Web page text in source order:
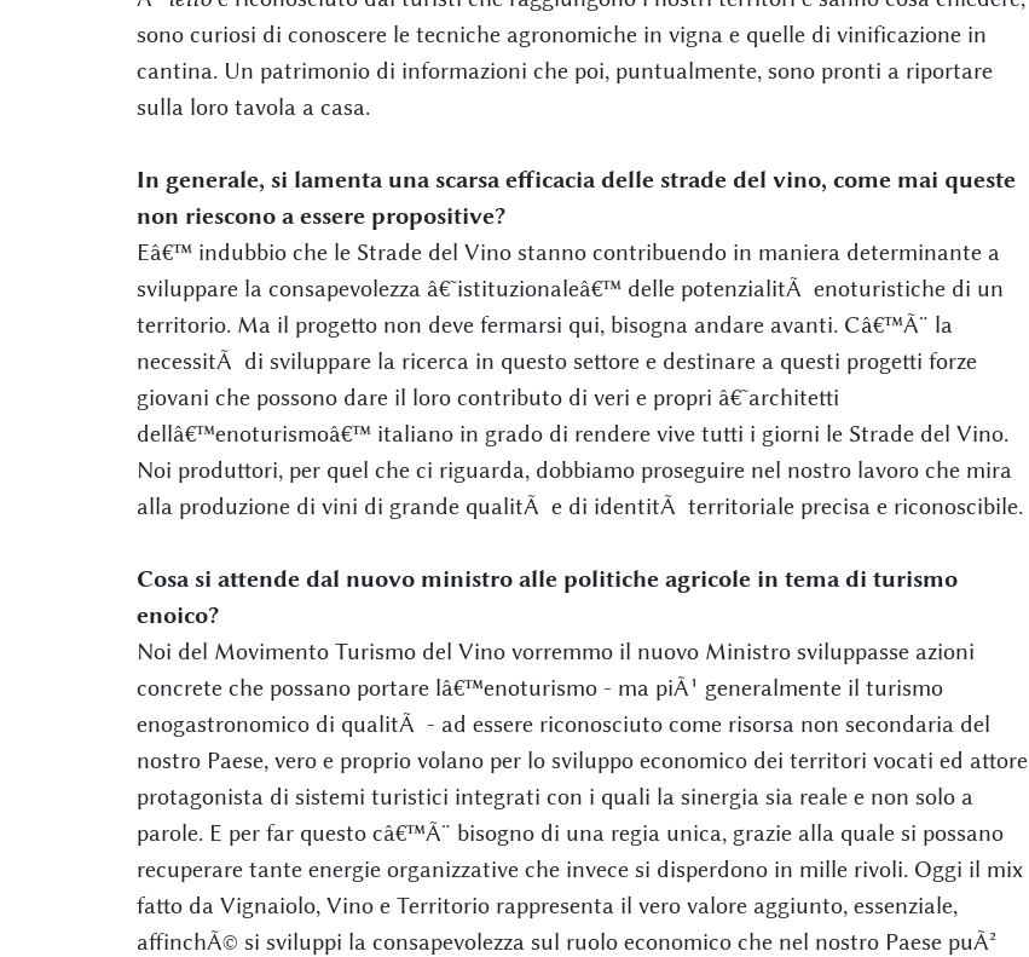
sono curiosi di conoscere le tecniche agronomiche in vigna e quelle di vinificazione in
cantina. Un patrimonio di informazioni che poi, puntualmente, sono pronti a riportare
sulla loro tavola a casa.
In generale, si lamenta una scarsa efficacia delle strade del vino, come mai queste
non riescono a essere propositive?
Eâ€™ indubbio che le Strade del Vino stanno contribuendo in maniera determinante a
sviluppare la consapevolezza â€˜istituzionaleâ€™ delle potenzialitÃ enoturistiche di un
territorio. Ma il progetto non deve fermarsi qui, bisogna andare avanti. Câ€™Ã¨ la
necessitÃ di sviluppare la ricerca in questo settore e destinare a questi progetti forze
giovani che possono dare il loro contributo di veri e propri â€˜architetti
dellâ€™enoturismoâ€™ italiano in grado di rendere vive tutti i giorni le Strade del Vino.
Noi produttori, per quel che ci riguarda, dobbiamo proseguire nel nostro lavoro che mira
alla produzione di vini di grande qualitÃ e di identitÃ territoriale precisa e riconoscibile.
Cosa si attende dal nuovo ministro alle politiche agricole in tema di turismo
enoico?
Noi del Movimento Turismo del Vino vorremmo il nuovo Ministro sviluppasse azioni
concrete che possano portare lâ€™enoturismo - ma piÃ¹ generalmente il turismo
enogastronomico di qualitÃ - ad essere riconosciuto come risorsa non secondaria del
nostro Paese, vero e proprio volano per lo sviluppo economico dei territori vocati ed attore
protagonista di sistemi turistici integrati con i quali la sinergia sia reale e non solo a
parole. E per far questo câ€™Ã¨ bisogno di una regia unica, grazie alla quale si possano
recuperare tante energie organizzative che invece si disperdono in mille rivoli. Oggi il mix
fatto da Vignaiolo, Vino e Territorio rappresenta il vero valore aggiunto, essenziale,
affinchÃ© si sviluppi la consapevolezza sul ruolo economico che nel nostro Paese puÃ²